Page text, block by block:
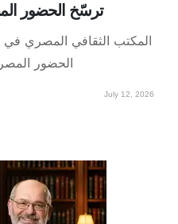
ترسّخ الحضور
المكتب الثقافي المصري في
الحضور
July 12, 2026